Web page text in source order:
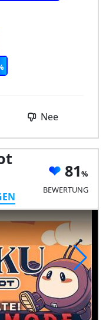
Nee
81
BEWERTUNG
Haiku, the Robot